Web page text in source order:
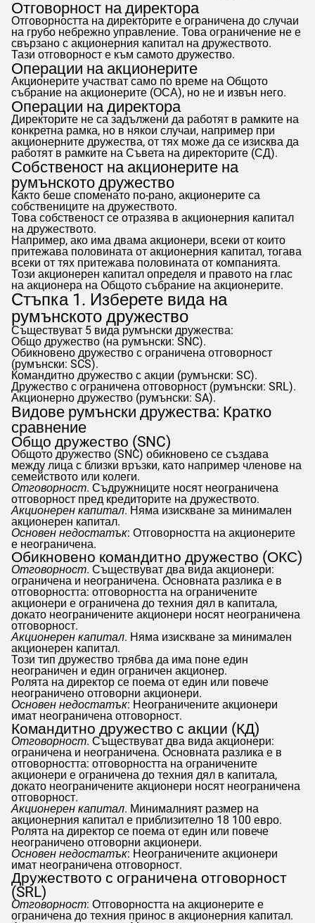
Отговорност на директора
Отговорността на директорите е ограничена до случаи
на грубо небрежно управление. Това ограничение не е
свързано с акционерния капитал на дружеството.
Тази отговорност е към самото дружество.
Операции на акционерите
Акционерите участват само по време на Общото
събрание на акционерите (ОСА), но не и извън него.
Операции на директора
Директорите не са задължени да работят в рамките на
конкретна рамка, но в някои случаи, например при
акционерните дружества, от тях може да се изисква да
работят в рамките на Съвета на директорите (СД).
Собственост на акционерите на
румънското дружество
Както беше споменато по-рано, акционерите са
собствениците на дружеството.
Това собственост се отразява в акционерния капитал
на дружеството.
Например, ако има двама акционери, всеки от които
притежава половината от акционерния капитал, тогава
всеки от тях притежава половината от компанията.
Този акционерен капитал определя и правото на глас
на акционера на Общото събрание на акционерите.
Стъпка 1. Изберете вида на
румънското дружество
Съществуват 5 вида румънски дружества:
Общо дружество (на румънски: SNC).
Обикновено дружество с ограничена отговорност
(румънски: SCS).
Командитно дружество с акции (румънски: SC).
Дружество с ограничена отговорност (румънски: SRL).
Акционерно дружество (румънски: SA).
Видове румънски дружества: Кратко
сравнение
Общо дружество (SNC)
Общото дружество (SNC) обикновено се създава
между лица с близки връзки, като например членове на
семейството или колеги.
Отговорност. Съдружниците носят неограничена
отговорност пред кредиторите на дружеството.
Акционерен капитал. Няма изискване за минимален
акционерен капитал.
Основен недостатък: Отговорността на акционерите
е неограничена.
Обикновено командитно дружество (ОКС)
Отговорност. Съществуват два вида акционери:
ограничена и неограничена. Основната разлика е в
отговорността: отговорността на ограничените
акционери е ограничена до техния дял в капитала,
докато неограничените акционери носят неограничена
отговорност.
Акционерен капитал. Няма изискване за минимален
акционерен капитал.
Този тип дружество трябва да има поне един
неограничен и един ограничен акционер.
Ролята на директор се поема от един или повече
неограничено отговорни акционери.
Основен недостатък: Неограничените акционери
имат неограничена отговорност.
Командитно дружество с акции (КД)
Отговорност. Съществуват два вида акционери:
ограничена и неограничена. Основната разлика е в
отговорността: отговорността на ограничените
акционери е ограничена до техния дял в капитала,
докато неограничените акционери носят неограничена
отговорност.
Акционерен капитал. Минималният размер на
акционерния капитал е приблизително 18 100 евро.
Ролята на директор се поема от един или повече
неограничено отговорни акционери.
Основен недостатък: Неограничените акционери
имат неограничена отговорност.
Дружеството с ограничена отговорност
(SRL)
Отговорност: Отговорността на акционерите е
ограничена до техния принос в акционерния капитал.